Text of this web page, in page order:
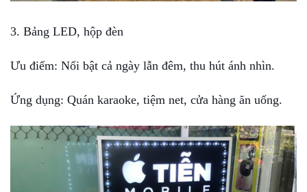
3. Bảng LED, hộp đèn
Ưu điểm: Nổi bật cả ngày lẫn đêm, thu hút ánh nhìn.
Ứng dụng: Quán karaoke, tiệm net, cửa hàng ăn uống.